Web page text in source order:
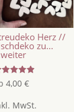
Herz //
zu...
5
4,00 €
MwSt.